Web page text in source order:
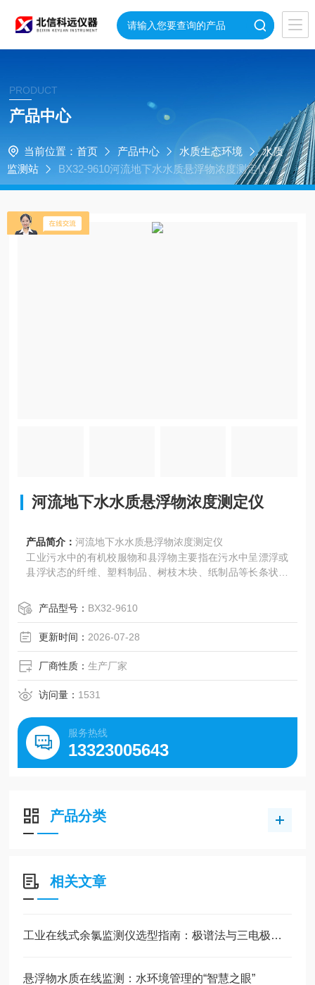
PRODUCT
产品中心
当前位置： 首页 产品中心 水质生态环境
水质
监测站
BX32-9610河流地下水水质悬浮物浓度测定仪
河流地下水水质悬浮物浓度测定仪
产品简介：河流地下水水质悬浮物浓度测定仪
工业污水中的有机校服物和县浮物主要指在污水中呈漂浮或
县浮状态的纤维、塑料制品、树枝木块、纸制品等长条状和
等。这些杂物进入污水处理厂后，将会对污水处理系统的各
种设备(如泵、表曝机、管道、流量计、吸刮泥机等)的正常
运转产生不利影响
产品型号： BX32-9610
更新时间： 2026-07-28
厂商性质：生产厂家
访问量： 1531
服务热线
13323005643
产品分类
相关文章
工业在线式余氯监测仪选型指南：极谱法与三电极法如何抉择？
悬浮物水质在线监测：水环境管理的“智慧之眼”